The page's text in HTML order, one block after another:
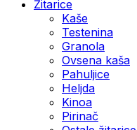
Žitarice
Kaše
Testenina
Granola
Ovsena kaša
Pahuljice
Heljda
Kinoa
Pirinač